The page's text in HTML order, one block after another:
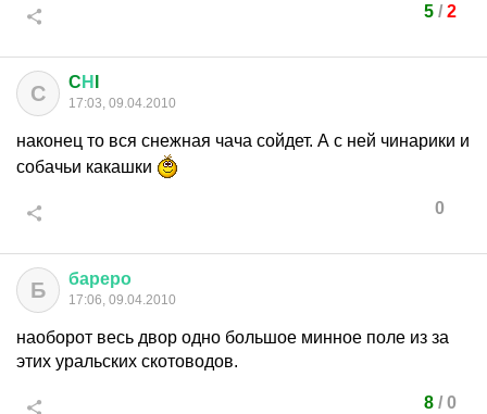
5/ 2
C C Н
17:03, 09.04.2010
наконец то вся снежная чача сойдет. А с ней чинарики и
собачьи какашки
0
Б бареро
17:06, 09.04.2010
наоборот весь двор одно большое минное поле из за
этих уральских скотоводов.
8/ 0